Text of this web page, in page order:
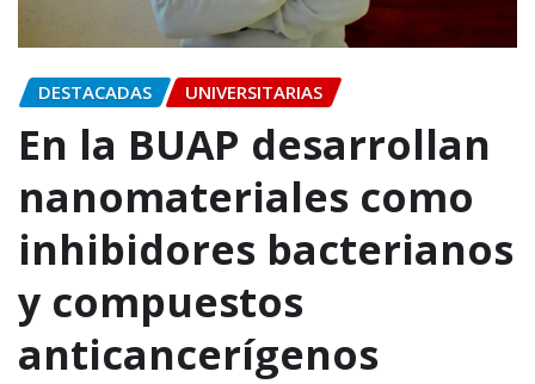
DESTACADAS UNIVERSITARIAS
En la BUAP desarrollan
nanomateriales como
inhibidores bacterianos
y compuestos
anticancerígenos